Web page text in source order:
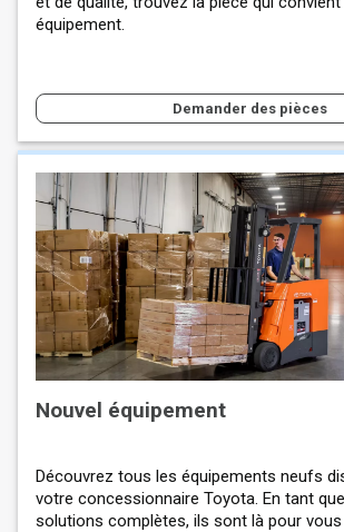
équipement.
Demander des pièces
Nouvel équipement
Découvrez tous les équipements neufs
votre concessionnaire Toyota. En tant
solutions complètes, ils sont là pour